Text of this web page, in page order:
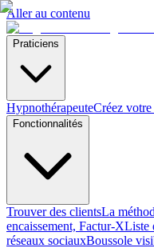
Aller au contenu
Praticiens
HypnothérapeuteCréez
Fonctionnalités
Trouver des clientsLa
encaissement, Factur-XListe
réseaux sociauxBoussole